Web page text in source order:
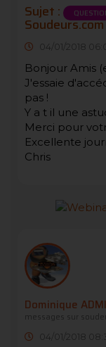
Sujet :
Soudeurs.com
04/01/2018
Bonjour Amis
J'essaie
pas !
Y a t il une
Merci pour
Excellente
Chris
Dominique
messages sur
04/01/2018